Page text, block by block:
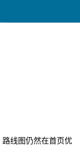
线图仍然在首页优